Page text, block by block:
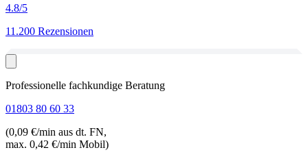
4.8/5
11.200 Rezensionen
Professionelle fachkundige Beratung
01803 80 60 33
(0,09 €/min aus dt. FN,
max. 0,42 €/min Mobil)